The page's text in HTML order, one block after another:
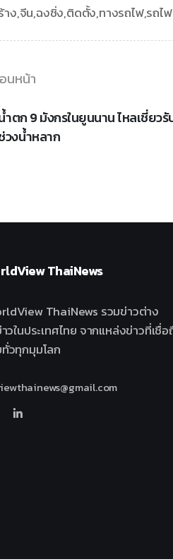
ง,จีน,ฉงชิ่ง,ติดตั้ง,ทางรถไฟ,รถไ
นหน้า
ำตก 9 มังกรในยูนนาน ไหลเชี่ยวรั
วงน้ำหลาก
ThaiNews
ThaiNews รวมข่าวต่าง
วในประเทศไทย จากแหล่งข่าวที่เชื่
วทุกมุมโลก